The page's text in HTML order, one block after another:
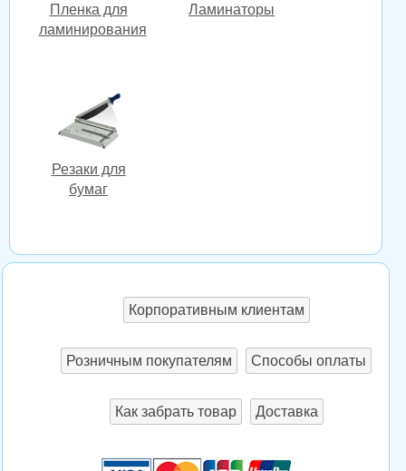
Пленка для
ламинирования
Ламинаторы
Резаки для
бумаг
Корпоративным клиентам
Розничным покупателям Способы оплаты
Как забрать товар Доставка